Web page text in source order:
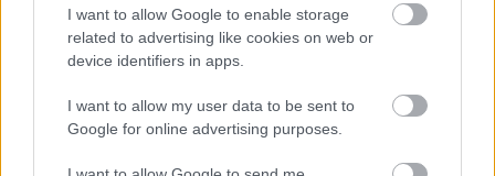
I want to allow Google to enable storage
related to advertising like cookies on web or
device identifiers in apps.
I want to allow my user data to be sent to
Google for online advertising purposes.
Κηφισιά
Αστέρας Τρίπολης
Παναιτωλικός
Το σύνολο του περιεχομένου και των υπηρεσιών του gazzetta.gr
διατίθεται στους επισκέπτες αυστηρά για προσωπική χρήση.
Απαγορεύεται η χρήση ή επανεκπομπή του, σε οποιοδήποτε μέσο,